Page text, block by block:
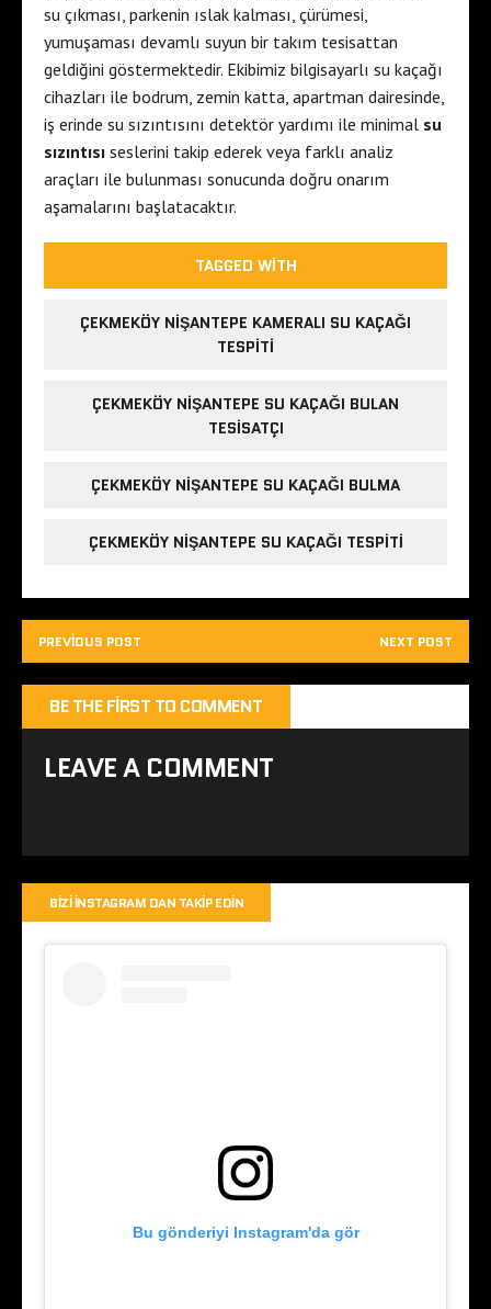
su çıkması, parkenin ıslak kalması, çürümesi,
yumuşaması devamlı suyun bir takım tesisattan
geldiğini göstermektedir. Ekibimiz bilgisayarlı su kaçağı
cihazları ile bodrum, zemin katta, apartman dairesinde,
iş erinde su sızıntısını detektör yardımı ile minimal su
sızıntısı seslerini takip ederek veya farklı analiz
araçları ile bulunması sonucunda doğru onarım
aşamalarını başlatacaktır.
TAGGED WITH
ÇEKMEKÖY NIŞANTEPE KAMERALI SU KAÇAĞI
TESPITI
ÇEKMEKÖY NIŞANTEPE SU KAÇAĞI BULAN
TESISATÇI
ÇEKMEKÖY NIŞANTEPE SU KAÇAĞI BULMA
ÇEKMEKÖY NIŞANTEPE SU KAÇAĞI TESPITI
PREVIOUS POST NEXT POST
BE THE FIRST TO COMMENT
LEAVE A COMMENT
BIZI İNSTAGRAM DAN TAKIP EDIN
Bu gönderiyi Instagram'da gör